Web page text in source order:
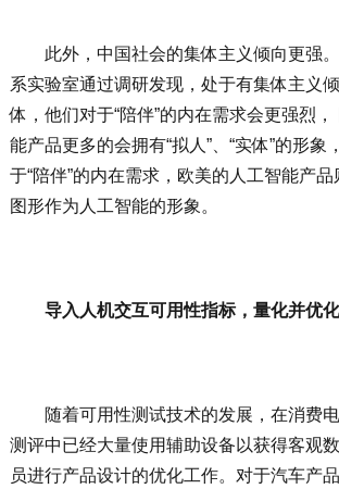
此外，中国社会的集体主义倾向更强
系实验室通过调研发现，处于有集体主义
体，他们对于“陪伴”的内在需求会更强烈
能产品更多的会拥有“拟人”、“实体”的形象
于“陪伴”的内在需求，欧美的人工智能产品
图形作为人工智能的形象。
导入人机交互可用性指标，量化并优
随着可用性测试技术的发展，在消费
测评中已经大量使用辅助设备以获得客观
员进行产品设计的优化工作。对于汽车产